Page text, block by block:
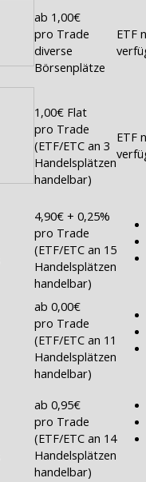
ab 1,00€
pro Trade
diverse
Börsenplätze
ETF
1,00€ Flat
pro Trade
(ETF/ETC an 3
Handelsplätzen
handelbar)
ETF
4,90€ + 0,25%
pro Trade
(ETF/ETC an 15
Handelsplätzen
handelbar)
ab 0,00€
pro Trade
(ETF/ETC an 11
Handelsplätzen
handelbar)
ab 0,95€
pro Trade
(ETF/ETC an 14
Handelsplätzen
handelbar)